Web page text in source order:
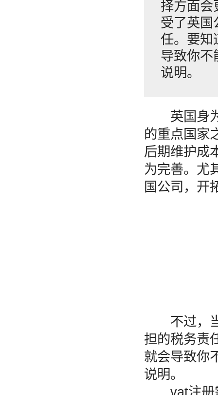
择方面会
受了英国
任。要知
导致你不
说明。
英国身为
的重点国家
后期维护成
为完善。尤
国公司，开
不过，当
担的税务责
就会导致你
说明。
vat注册